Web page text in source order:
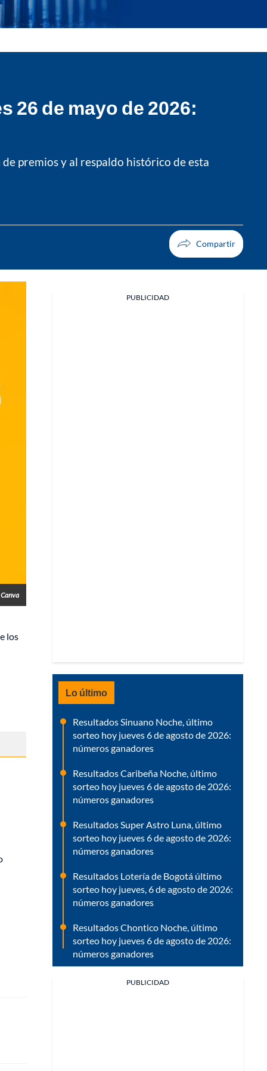
26 de mayo de 2026:
premios y al respaldo histórico de esta
los
PUBLICIDAD
Lo último
Resultados Sinuano Noche, último
sorteo hoy jueves 6 de agosto de 2026:
números ganadores
Resultados Caribeña Noche, último
sorteo hoy jueves 6 de agosto de 2026:
números ganadores
Resultados Super Astro Luna, último
sorteo hoy jueves 6 de agosto de 2026:
números ganadores
Resultados Lotería de Bogotá último
sorteo hoy jueves, 6 de agosto de 2026:
números ganadores
Resultados Chontico Noche, último
sorteo hoy jueves 6 de agosto de 2026:
números ganadores
PUBLICIDAD